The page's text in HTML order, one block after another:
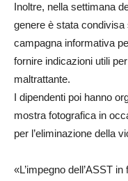
Inoltre, nella settimana
genere è stata
campagna informativa
fornire indicazioni utili
maltrattante.
I dipendenti poi hanno
mostra fotografica in
per l’eliminazione della
«L’impegno dell’ASST